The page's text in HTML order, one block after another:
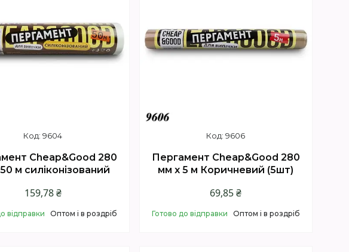
9604
Cheap&Good 280
м силіконізований
159,78 ₴
відправки Оптом і в роздріб
9606
Пергамент Cheap&Good 280
мм х 5 м Коричневий (5шт)
69,85 ₴
Готово до відправки Оптом і в роздріб